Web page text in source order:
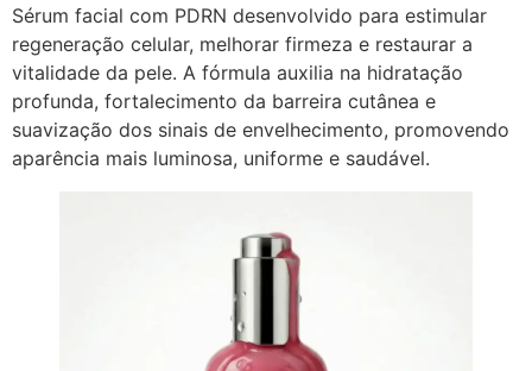
Sérum facial com PDRN desenvolvido para estimular
regeneração celular, melhorar firmeza e restaurar a
vitalidade da pele. A fórmula auxilia na hidratação
profunda, fortalecimento da barreira cutânea e
suavização dos sinais de envelhecimento, promovendo
aparência mais luminosa, uniforme e saudável.